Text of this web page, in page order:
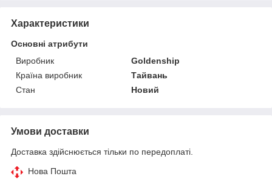
Характеристики
Основні атрибути
Виробник
Goldenship
Країна виробник
Тайвань
Стан
Новий
Умови доставки
Доставка здійснюється тільки по передоплаті.
Нова Пошта